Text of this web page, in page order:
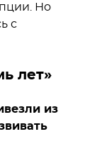
Но
с
лет»
из